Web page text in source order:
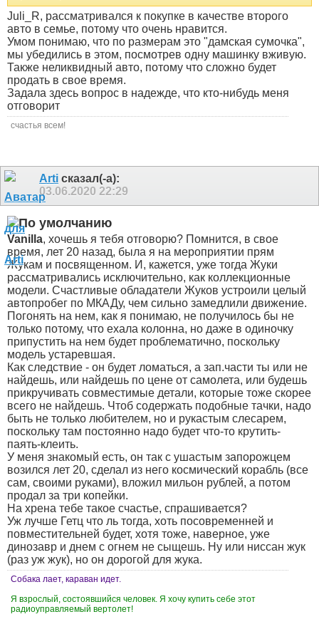
Juli_R, рассматривался к покупке в качестве второго
авто в семье, потому что очень нравится.
Умом понимаю, что по размерам это "дамская сумочка",
мы убедились в этом, посмотрев одну машинку вживую.
Также неликвидный авто, потому что сложно будет
продать в свое время.
Задала здесь вопрос в надежде, что кто-нибудь меня
отговорит
счастья всем!
Arti сказал(-а):
03.06.2020 22:29
Vanilla, хочешь я тебя отговорю? Помнится, в свое
время, лет 20 назад, была я на мероприятии прям
Жукам и посвященном. И, кажется, уже тогда Жуки
рассматривались исключительно, как коллекционные
модели. Счастливые обладатели Жуков устроили целый
автопробег по МКАДу, чем сильно замедлили движение.
Погонять на нем, как я понимаю, не получилось бы не
только потому, что ехала колонна, но даже в одиночку
припустить на нем будет проблематично, поскольку
модель устаревшая.
Как следствие - он будет ломаться, а зап.части ты или не
найдешь, или найдешь по цене от самолета, или будешь
прикручивать совместимые детали, которые тоже скорее
всего не найдешь. Чтоб содержать подобные тачки, надо
быть не только любителем, но и рукастым слесарем,
поскольку там постоянно надо будет что-то крутить-
паять-клеить.
У меня знакомый есть, он так с ушастым запорожцем
возился лет 20, сделал из него космический корабль (все
сам, своими руками), вложил мильон рублей, а потом
продал за три копейки.
На хрена тебе такое счастье, спрашивается?
Уж лучше Гетц что ль тогда, хоть посовременней и
повместительней будет, хотя тоже, наверное, уже
динозавр и днем с огнем не сыщешь. Ну или ниссан жук
(раз уж жук), но он дорогой для жука.
Собака лает, караван идет.
Я взрослый, состоявшийся человек. Я хочу купить себе этот
радиоуправляемый вертолет!